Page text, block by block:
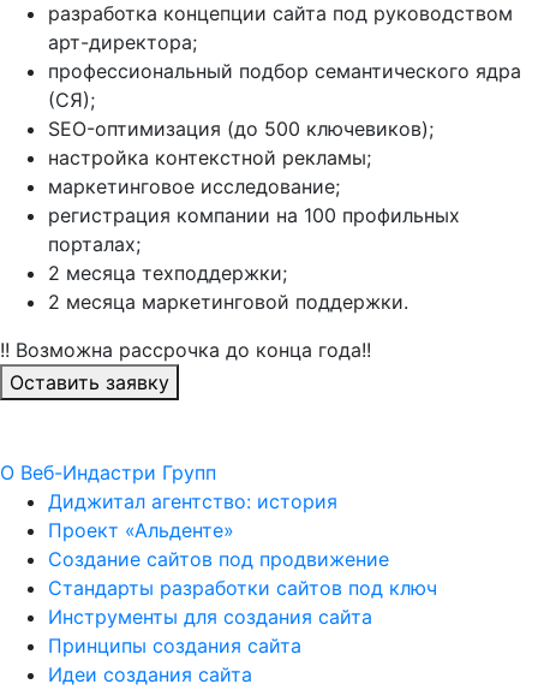
разработка концепции сайта под руководством
арт-директора;
профессиональный подбор семантического ядра
(СЯ);
SEO-оптимизация (до 500 ключевиков);
настройка контекстной рекламы;
маркетинговое исследование;
регистрация компании на 100 профильных
порталах;
2 месяца техподдержки;
2 месяца маркетинговой поддержки.
!! Возможна рассрочка до конца года!!
Оставить заявку
О Веб-Индастри Групп
Диджитал агентство: история
Проект «Альденте»
Создание сайтов под продвижение
Стандарты разработки сайтов под ключ
Инструменты для создания сайта
Принципы создания сайта
Идеи создания сайта